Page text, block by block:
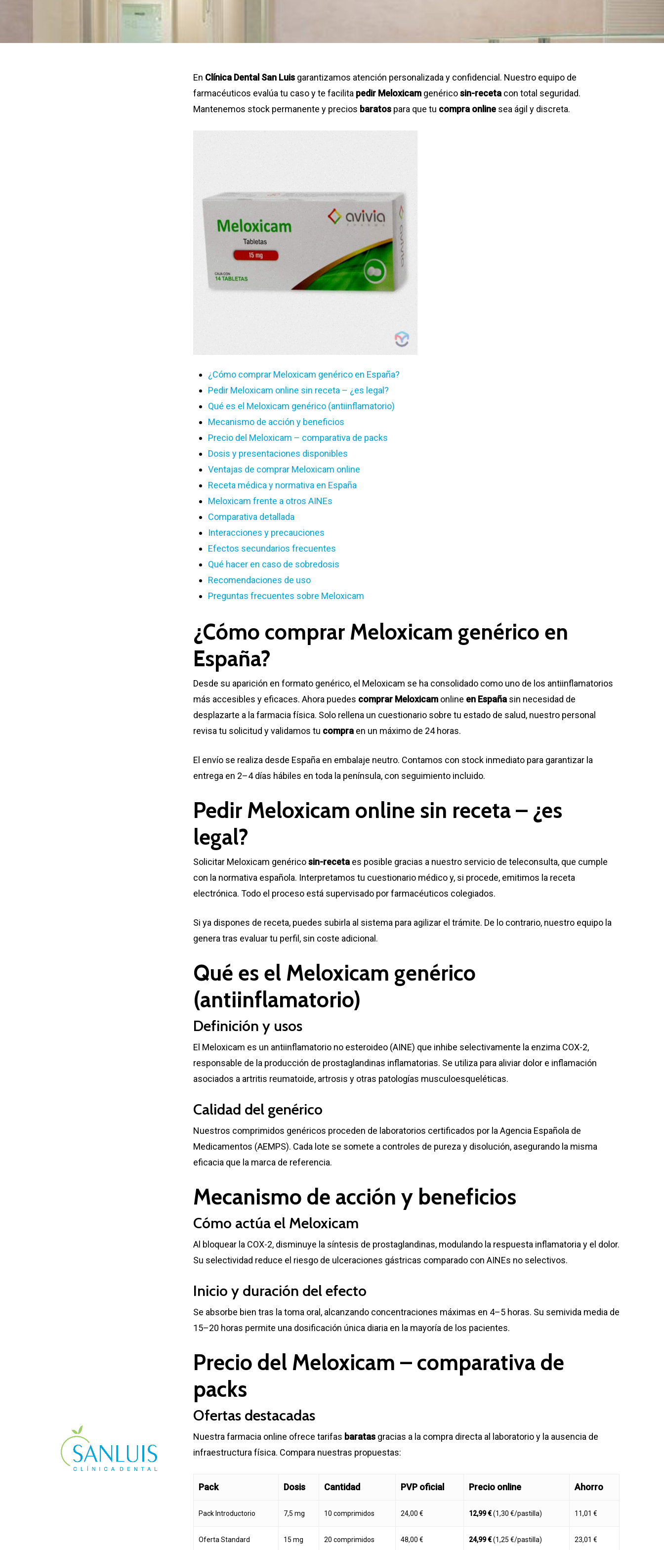
En Clínica Dental San Luis garantizamos atención personalizada y confidencial. Nuestro equipo de
farmacéuticos evalúa tu caso y te facilita pedir Meloxicam genéricosin-receta con total seguridad.
Mantenemos stock permanente y precios baratos para que tu compra online sea ágil y discreta.
¿Cómo comprar Meloxicam genérico en España?
Pedir Meloxicam online sin receta – ¿es legal?
Qué es el Meloxicam genérico (antiinflamatorio)
Mecanismo de acción y beneficios
Precio del Meloxicam – comparativa de packs
Dosis y presentaciones disponibles
Ventajas de comprar Meloxicam online
Receta médica y normativa en España
Meloxicam frente a otros AINEs
Comparativa detallada
Interacciones y precauciones
Efectos secundarios frecuentes
Qué hacer en caso de sobredosis
Recomendaciones de uso
Preguntas frecuentes sobre Meloxicam
¿Cómo comprar Meloxicam genérico en
España?
Desde su aparición en formato genérico, el Meloxicam se ha consolidado como uno de los antiinflamatorios
más accesibles y eficaces. Ahora puedes comprar Meloxicam online en España sin necesidad de
desplazarte a la farmacia física. Solo rellena un cuestionario sobre tu estado de salud, nuestro personal
revisa tu solicitud y validamos tu compra en un máximo de 24 horas.
El envío se realiza desde España en embalaje neutro. Contamos con stock inmediato para garantizar la
entrega en 2–4 días hábiles en toda la península, con seguimiento incluido.
Pedir Meloxicam online sin receta – ¿es
legal?
Solicitar Meloxicam genéricosin-receta es posible gracias a nuestro servicio de teleconsulta, que cumple
con la normativa española. Interpretamos tu cuestionario médico y, si procede, emitimos la receta
electrónica. Todo el proceso está supervisado por farmacéuticos colegiados.
Si ya dispones de receta, puedes subirla al sistema para agilizar el trámite. De lo contrario, nuestro equipo la
genera tras evaluar tu perfil, sin coste adicional.
Qué es el Meloxicam genérico
(antiinflamatorio)
Definición y usos
El Meloxicam es un antiinflamatorio no esteroideo (AINE) que inhibe selectivamente la enzima COX-2,
responsable de la producción de prostaglandinas inflamatorias. Se utiliza para aliviar dolor e inflamación
asociados a artritis reumatoide, artrosis y otras patologías musculoesqueléticas.
Calidad del genérico
Nuestros comprimidos genéricos proceden de laboratorios certificados por la Agencia Española de
Medicamentos (AEMPS). Cada lote se somete a controles de pureza y disolución, asegurando la misma
eficacia que la marca de referencia.
Mecanismo de acción y beneficios
Cómo actúa el Meloxicam
Al bloquear la COX-2, disminuye la síntesis de prostaglandinas, modulando la respuesta inflamatoria y el dolor.
Su selectividad reduce el riesgo de ulceraciones gástricas comparado con AINEs no selectivos.
Inicio y duración del efecto
Se absorbe bien tras la toma oral, alcanzando concentraciones máximas en 4–5 horas. Su semivida media de
15–20 horas permite una dosificación única diaria en la mayoría de los pacientes.
Precio del Meloxicam – comparativa de
packs
Ofertas destacadas
Nuestra farmacia online ofrece tarifas baratas gracias a la compra directa al laboratorio y la ausencia de
infraestructura física. Compara nuestras propuestas:
Pack Dosis Cantidad PVP oficial Precio online Ahorro
Pack Introductorio 7,5 mg 10 comprimidos 24,00 € 12,99 €(1,30 €/pastilla) 11,01 €
Oferta Standard 15 mg 20 comprimidos 48,00 € 24,99 €(1,25 €/pastilla) 23,01 €